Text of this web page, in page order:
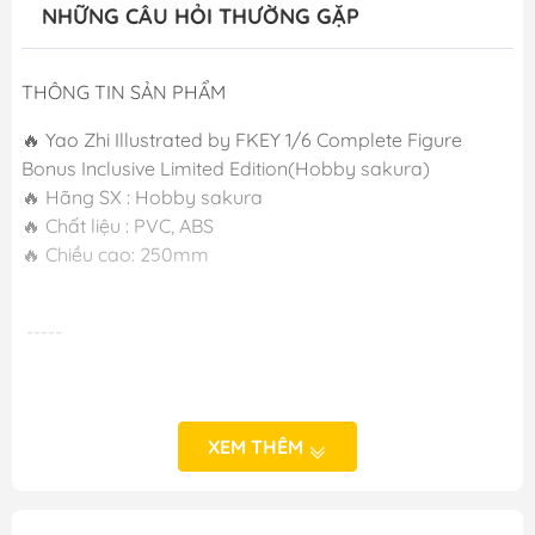
NHỮNG CÂU HỎI THƯỜNG GẶP
THÔNG TIN SẢN PHẨM
🔥 Yao Zhi Illustrated by FKEY 1/6 Complete Figure
Bonus Inclusive Limited Edition(Hobby sakura)
🔥 Hãng SX : Hobby sakura
🔥 Chất liệu : PVC, ABS
🔥 Chiều cao: 250mm
-----
XEM THÊM